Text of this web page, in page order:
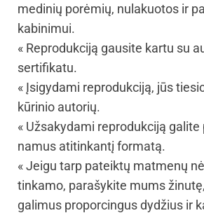
medinių porėmių, nulakuotos ir
kabinimui.
« Reprodukciją gausite kartu su
sertifikatu.
« Įsigydami reprodukciją, jūs
kūrinio autorių.
« Užsakydami reprodukciją
namus atitinkantį formatą.
« Jeigu tarp pateiktų matmenų
tinkamo, parašykite mums
galimus proporcingus dydžius ir